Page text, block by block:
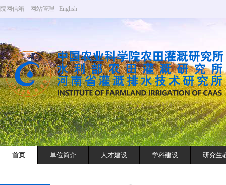
院网信箱 网站管理 English
首页 单位简介 人才建设 学科建设 研究生